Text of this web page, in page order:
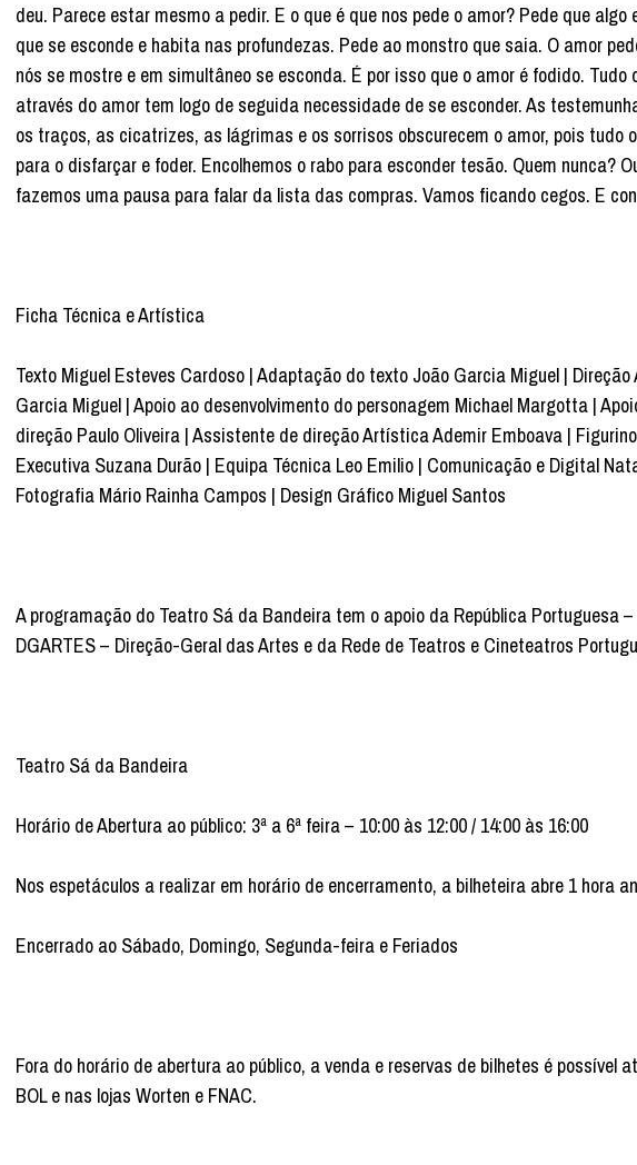
deu. Parece estar mesmo a pedir. E o que é que nos pede o amor? Pede que
que se esconde e habita nas profundezas. Pede ao monstro que saia. O amor
nós se mostre e em simultâneo se esconda. É por isso que o amor é fodido.
através do amor tem logo de seguida necessidade de se esconder. As
os traços, as cicatrizes, as lágrimas e os sorrisos obscurecem o amor, pois tudo
para o disfarçar e foder. Encolhemos o rabo para esconder tesão. Quem nunca?
fazemos uma pausa para falar da lista das compras. Vamos ficando cegos. E
Ficha Técnica e Artística
Texto Miguel Esteves Cardoso | Adaptação do texto João Garcia Miguel |
Garcia Miguel | Apoio ao desenvolvimento do personagem Michael Margotta |
direção Paulo Oliveira | Assistente de direção Artística Ademir Emboava |
Executiva Suzana Durão | Equipa Técnica Leo Emilio | Comunicação e Digital
Fotografia Mário Rainha Campos | Design Gráfico Miguel Santos
A programação do Teatro Sá da Bandeira tem o apoio da República Portuguesa
DGARTES – Direção-Geral das Artes e da Rede de Teatros e Cineteatros
Teatro Sá da Bandeira
Horário de Abertura ao público: 3ª a 6ª feira – 10:00 às 12:00 / 14:00 às 16:00
Nos espetáculos a realizar em horário de encerramento, a bilheteira abre 1 hora
Encerrado ao Sábado, Domingo, Segunda-feira e Feriados
Fora do horário de abertura ao público, a venda e reservas de bilhetes é possível
BOL e nas lojas Worten e FNAC.